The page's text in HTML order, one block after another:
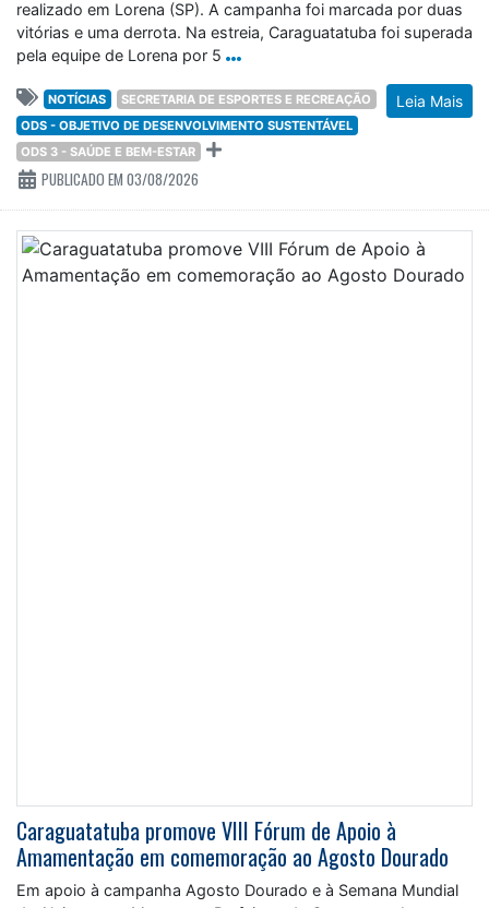
Leia Mais
NOTÍCIAS
SECRETARIA DE ESPORTES E RECREAÇÃO
ODS - OBJETIVO DE DESENVOLVIMENTO SUSTENTÁVEL
ODS 3 - SAÚDE E BEM-ESTAR
PUBLICADO EM 03/08/2026
Em apoio à campanha Agosto Dourado e à Semana Mundial
de Aleitamento Materno, a Prefeitura de Caraguatatuba e a
Universidade de Taubaté (Unitau) realizam, no dia 19 de
agosto, o VIII Fórum de Apoio à Amamentação das 13h às
17h, no Auditório da Universidade de Taubaté (Unitau) –